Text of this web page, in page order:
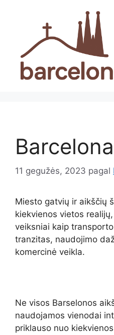
11 gegužės, 2023 pagal
Miesto gatvių ir aikščių
kiekvienos vietos
veiksniai kaip
tranzitas, naudojimo
komercinė veikla.
Ne visos Barselonos
naudojamos vienodai
priklauso nuo